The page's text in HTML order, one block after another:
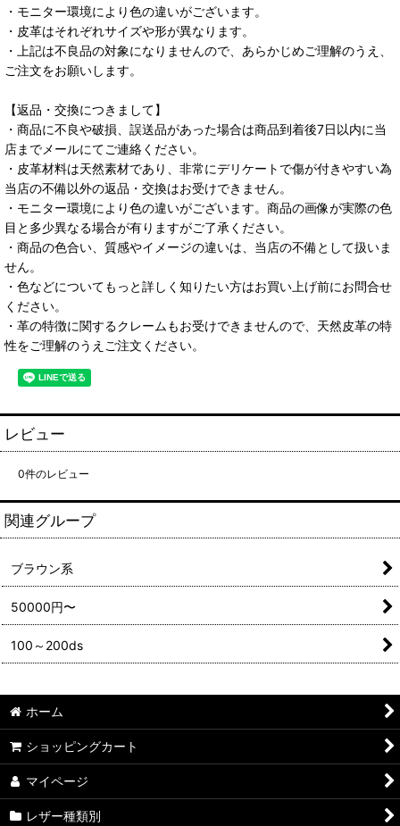
・モニター環境により色の違いがございます。
・皮革はそれぞれサイズや形が異なります。
・上記は不良品の対象になりませんので、あらかじめご理解のうえ、
ご注文をお願いします。
【返品・交換につきまして】
・商品に不良や破損、誤送品があった場合は商品到着後7日以内に当
店までメールにてご連絡ください。
・皮革材料は天然素材であり、非常にデリケートで傷が付きやすい為
当店の不備以外の返品・交換はお受けできません。
・モニター環境により色の違いがございます。商品の画像が実際の色
目と多少異なる場合が有りますがご了承ください。
・商品の色合い、質感やイメージの違いは、当店の不備として扱いま
せん。
・色などについてもっと詳しく知りたい方はお買い上げ前にお問合せ
ください。
・革の特徴に関するクレームもお受けできませんので、天然皮革の特
性をご理解のうえご注文ください。
レビュー
0件のレビュー
関連グループ
ブラウン系
50000円〜
100～200ds
ホーム
ショッピングカート
マイページ
レザー種類別